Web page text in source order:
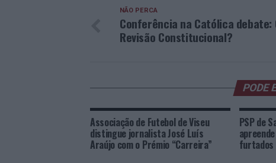
NÃO PERCA
Conferência na Católica debate:
Revisão Constitucional?
PODE
Associação de Futebol de Viseu
distingue jornalista José Luís
Araújo com o Prémio “Carreira”
PSP de
furtados